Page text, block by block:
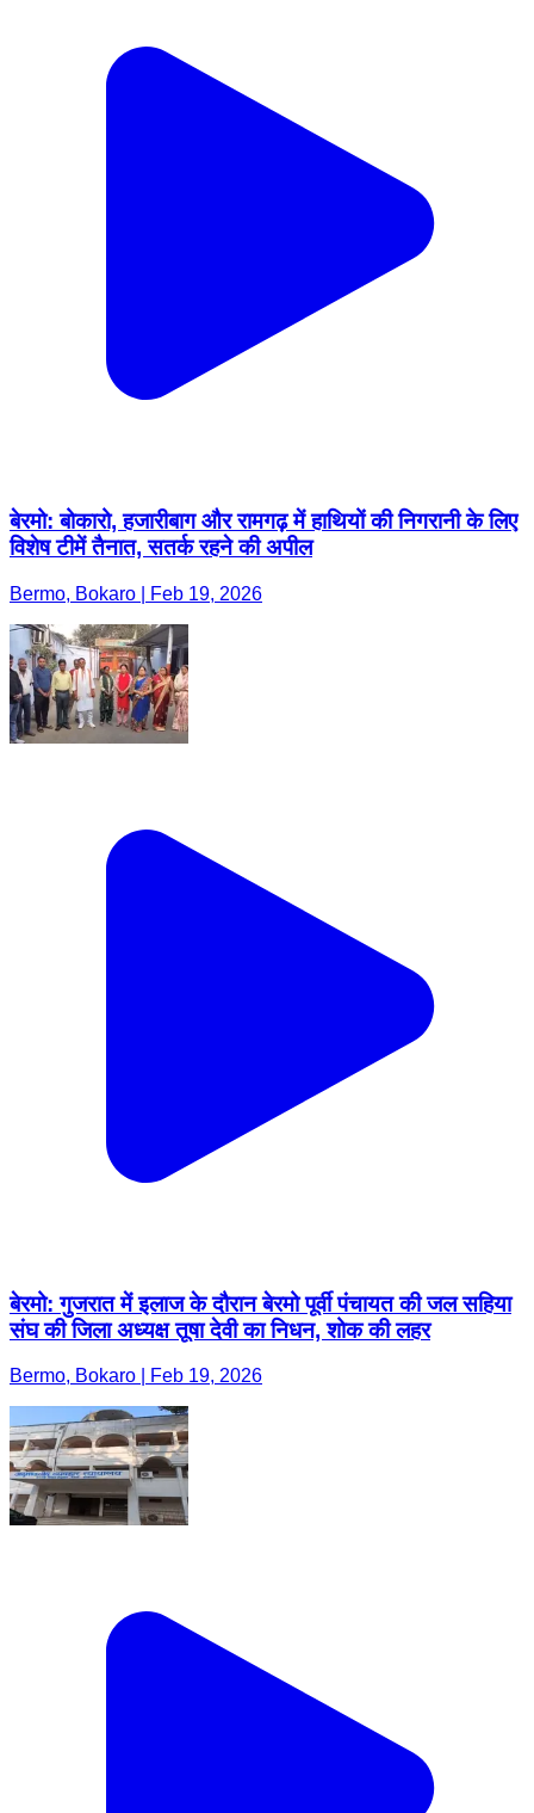
बेरमो: बोकारो, हजारीबाग और रामगढ़ में हाथियों की निगरानी के लिए
विशेष टीमें तैनात, सतर्क रहने की अपील
Bermo, Bokaro | Feb 19, 2026
बेरमो: गुजरात में इलाज के दौरान बेरमो पूर्वी पंचायत की जल सहिया
संघ की जिला अध्यक्ष तूषा देवी का निधन, शोक की लहर
Bermo, Bokaro | Feb 19, 2026